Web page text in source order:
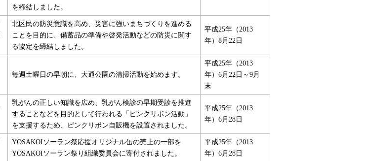
を締結しました。
北区民の防災意識を高め、災害に強いまちづくりを進める
ことを目的に、備蓄品の準備や啓発活動などの防災に関す
る協定を締結しました。
平成25年（2013
年）8月22日
毎週土曜日の早朝に、大通公園の清掃活動を始めます。
平成25年（2013
年）6月22日～9月
末
乳がんの正しい知識を広め、乳がん検診の早期受診を推進
することなどを目的として行われる「ピンクリボン活動」
を支援するため、ピンクリボン自販機を設置されました。
平成25年（2013
年）6月28日
YOSAKOIソーラン祭応援オリジナル缶の売上の一部を
YOSAKOIソーラン祭り組織委員会に寄付されました。
平成25年（2013
年）6月28日